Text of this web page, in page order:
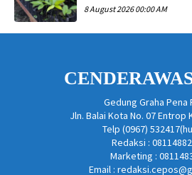
8 August 2026 00:00 AM
Gedung Graha Pena
Jln. Balai Kota No. 07 Entrop
Telp (0967)
Redaksi :
Marketing :
Email :